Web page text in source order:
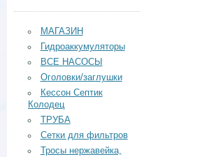
МАГАЗИН
Гидроаккумуляторы
ВСЕ НАСОСЫ
Оголовки/заглушки
Кессон Септик
Колодец
ТРУБА
Сетки для фильтров
Тросы нержавейка,